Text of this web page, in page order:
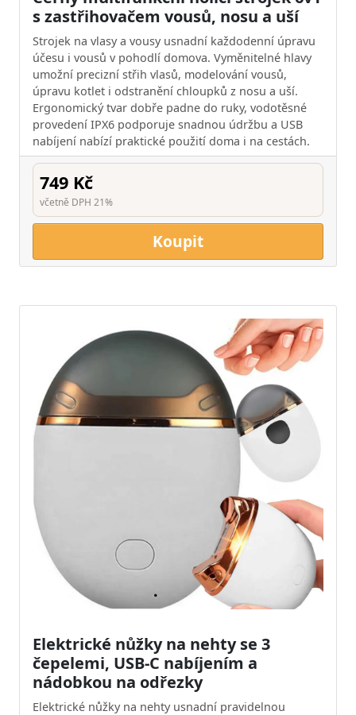
s zastřihovačem vousů, nosu a uší
Strojek na vlasy a vousy usnadní každodenní úpravu
účesu i vousů v pohodlí domova. Vyměnitelné hlavy
umožní precizní střih vlasů, modelování vousů,
úpravu kotlet i odstranění chloupků z nosu a uší.
Ergonomický tvar dobře padne do ruky, vodotěsné
provedení IPX6 podporuje snadnou údržbu a USB
nabíjení nabízí praktické použití doma i na cestách.
749 Kč
včetně DPH 21%
Koupit
Elektrické nůžky na nehty se 3
čepelemi, USB-C nabíjením a
nádobkou na odřezky
Elektrické nůžky na nehty usnadní pravidelnou